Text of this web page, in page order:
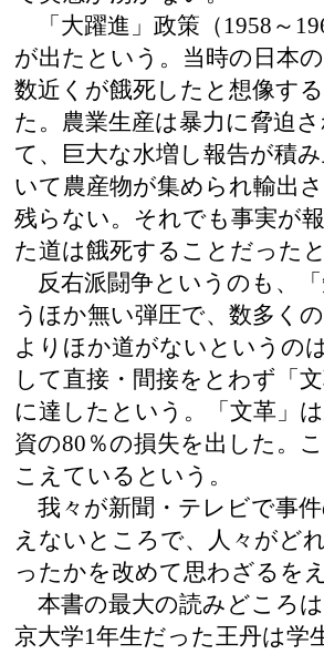
「大躍進」政策（1958～
が出たという。当時の日本
数近くが餓死したと想像す
た。農業生産は暴力に脅迫
て、巨大な水増し報告が積
いて農産物が集められ輸出
残らない。それでも事実が
た道は餓死することだった
反右派闘争というのも、
うほか無い弾圧で、数多く
よりほか道がないというの
して直接・間接をとわず「
に達したという。「文革」
資の80％の損失を出した。
こえているという。
我々が新聞・テレビで事
えないところで、人々がど
ったかを改めて思わざるをえ
本書の最大の読みどころ
京大学1年生だった王丹は学